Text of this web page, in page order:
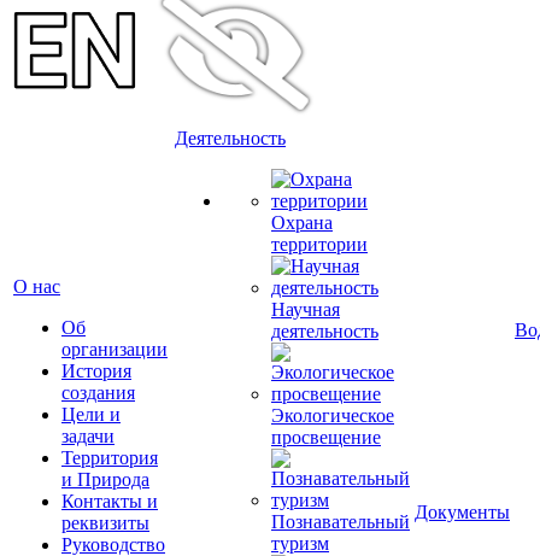
О нас
Об
организации
История
создания
Цели и
задачи
Территория
и Природа
Контакты и
реквизиты
Руководство
Деятельность
Охрана
территории
Научная
деятельность
Экологическое
просвещение
Познавательный
туризм
Документы